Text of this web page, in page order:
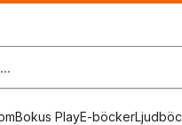
Bokus PlayE-böcker